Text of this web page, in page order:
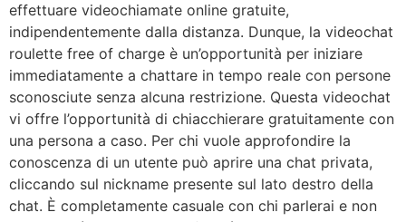
effettuare videochiamate online gratuite,
indipendentemente dalla distanza. Dunque, la videochat
roulette free of charge è un’opportunità per iniziare
immediatamente a chattare in tempo reale con persone
sconosciute senza alcuna restrizione. Questa videochat
vi offre l’opportunità di chiacchierare gratuitamente con
una persona a caso. Per chi vuole approfondire la
conoscenza di un utente può aprire una chat privata,
cliccando sul nickname presente sul lato destro della
chat. È completamente casuale con chi parlerai e non